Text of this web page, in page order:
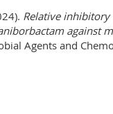
Relative
against
Agents and